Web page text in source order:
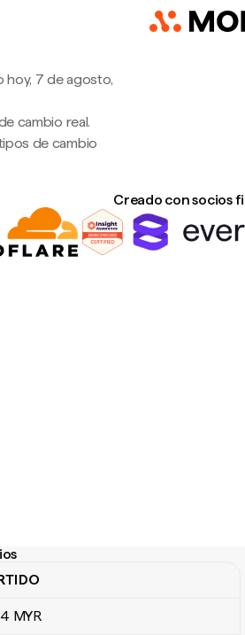
hoy, 7 de agosto,
cambio real.
de cambio
Creado con socios
MYR